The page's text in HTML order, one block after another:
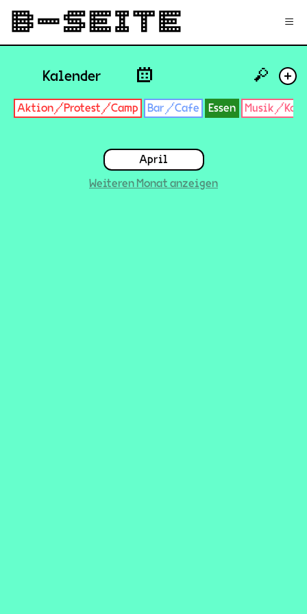
≡
Kalender +
🔎
Aktion/Protest/Camp Bar/Cafe Essen Musik/
April
Weiteren Monat anzeigen